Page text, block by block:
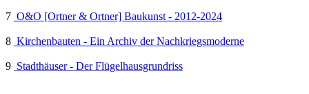
7 O&O [Ortner & Ortner] Baukunst - 2012-2024
8 Kirchenbauten - Ein Archiv der Nachkriegsmoderne
9 Stadthäuser - Der Flügelhausgrundriss